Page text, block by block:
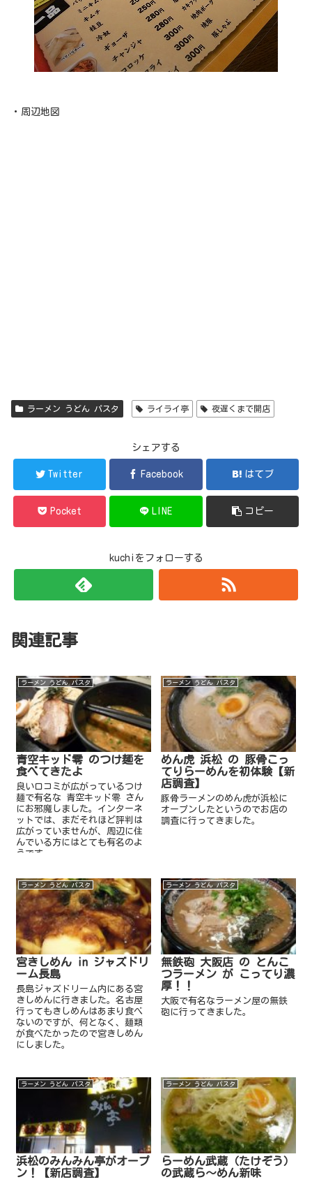
・周辺地図
ラーメン うどん パスタ ライライ亭 夜遅くまで開店
シェアする
Twitter Facebook はてブ
Pocket LINE コピー
kuchiをフォローする
関連記事
ラーメン うどん パスタ
青空キッド零 のつけ麺を
食べてきたよ
良い口コミが広がっているつけ
麺で有名な 青空キッド零 さん
にお邪魔しました。インターネ
ットでは、まだそれほど評判は
広がっていませんが、周辺に住
んでいる方にはとても有名のよ
うです。
ラーメン うどん パスタ
めん虎 浜松 の 豚骨こっ
てりらーめんを初体験【新
店調査】
豚骨ラーメンのめん虎が浜松に
オープンしたというのでお店の
調査に行ってきました。
ラーメン うどん パスタ
宮きしめん in ジャズドリ
ーム長島
長島ジャズドリーム内にある宮
きしめんに行きました。名古屋
行ってもきしめんはあまり食べ
ないのですが、何となく、麺類
が食べたかったので宮きしめん
にしました。
ラーメン うどん パスタ
無鉄砲 大阪店 の とんこ
つラーメン が こってり濃
厚！！
大阪で有名なラーメン屋の無鉄
砲に行ってきました。
ラーメン うどん パスタ
浜松のみんみん亭がオープ
ン！【新店調査】
ラーメン うどん パスタ
らーめん武蔵（たけぞう）
の武蔵ら～めん新味